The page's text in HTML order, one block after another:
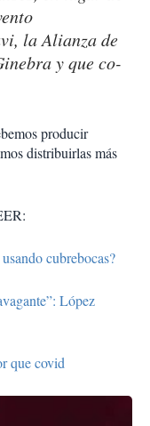
la Alianza de
y que co-
producir
distribuirlas más
cubrebocas?
López
que covid